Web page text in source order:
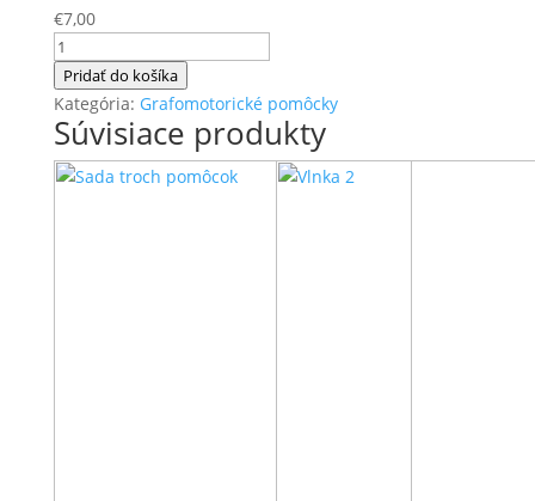
€7,00
množstvo
Vlnka
Pridať do košíka
Kategória: Grafomotorické pomôcky
Súvisiace produkty